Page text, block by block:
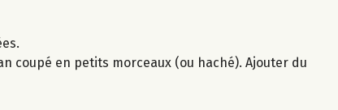
coupé en petits morceaux (ou haché). Ajouter du